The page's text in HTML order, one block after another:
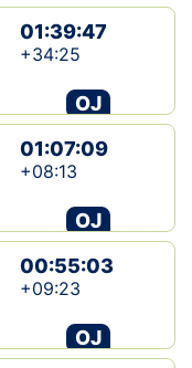
01:39:47
+34:25
OJ
01:07:09
+08:13
OJ
00:55:03
+09:23
OJ